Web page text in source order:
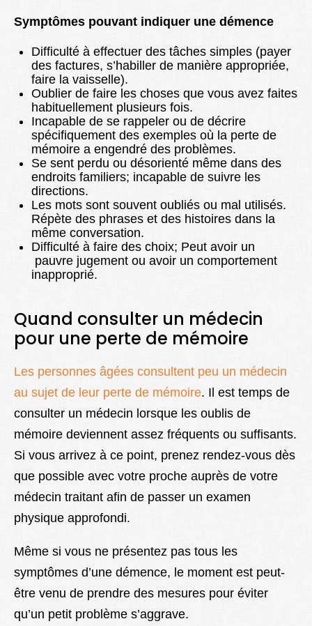
Symptômes pouvant indiquer une démence
Difficulté à effectuer des tâches simples (payer
des factures, s’habiller de manière appropriée,
faire la vaisselle).
Oublier de faire les choses que vous avez faites
habituellement plusieurs fois.
Incapable de se rappeler ou de décrire
spécifiquement des exemples où la perte de
mémoire a engendré des problèmes.
Se sent perdu ou désorienté même dans des
endroits familiers; incapable de suivre les
directions.
Les mots sont souvent oubliés ou mal utilisés.
Répète des phrases et des histoires dans la
même conversation.
Difficulté à faire des choix; Peut avoir un
pauvre jugement ou avoir un comportement
inapproprié.
Quand consulter un médecin
pour une perte de mémoire
Les personnes âgées consultent peu un médecin
au sujet de leur perte de mémoire. Il est temps de
consulter un médecin lorsque les oublis de
mémoire deviennent assez fréquents ou suffisants.
Si vous arrivez à ce point, prenez rendez-vous dès
que possible avec votre proche auprès de votre
médecin traitant afin de passer un examen
physique approfondi.
Même si vous ne présentez pas tous les
symptômes d’une démence, le moment est peut-
être venu de prendre des mesures pour éviter
qu’un petit problème s’aggrave.